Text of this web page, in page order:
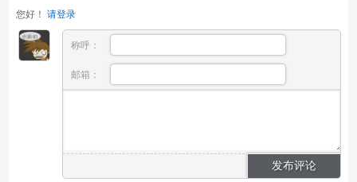
您好！ 请登录
称呼：
邮箱：